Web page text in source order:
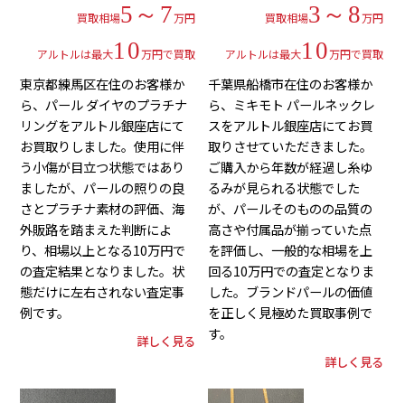
買取相場5～7万円
アルトルは最大10万円で買取
東京都練馬区在住のお客様か
ら、パール ダイヤのプラチナ
リングをアルトル銀座店にて
お買取りしました。使用に伴
う小傷が目立つ状態ではあり
ましたが、パールの照りの良
さとプラチナ素材の評価、海
外販路を踏まえた判断によ
り、相場以上となる10万円で
の査定結果となりました。状
態だけに左右されない査定事
例です。
詳しく見る
買取相場3～8万円
アルトルは最大10万円で買取
千葉県船橋市在住のお客様か
ら、ミキモト パールネックレ
スをアルトル銀座店にてお買
取りさせていただきました。
ご購入から年数が経過し糸ゆ
るみが見られる状態でした
が、パールそのものの品質の
高さや付属品が揃っていた点
を評価し、一般的な相場を上
回る10万円での査定となりま
した。ブランドパールの価値
を正しく見極めた買取事例で
す。
詳しく見る